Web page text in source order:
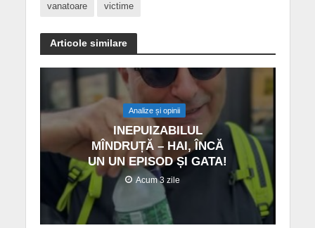
vanatoare victime
Articole similare
Analize și opinii
INEPUIZABILUL
MÎNDRUȚĂ – HAI, ÎNCĂ
UN UN EPISOD ȘI GATA!
Acum 3 zile